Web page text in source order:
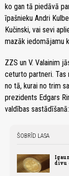
ko gan tā piedāvā
īpašnieku Andri
Kučinski, vai sevi
mazāk iedomājamu
ZZS un V. Valainim
ceturto partneri. Tas
no tā, kurai no trim
prezidents Edgars
valdības sastādīšanā:
ŠOBRĪD LASA
divu